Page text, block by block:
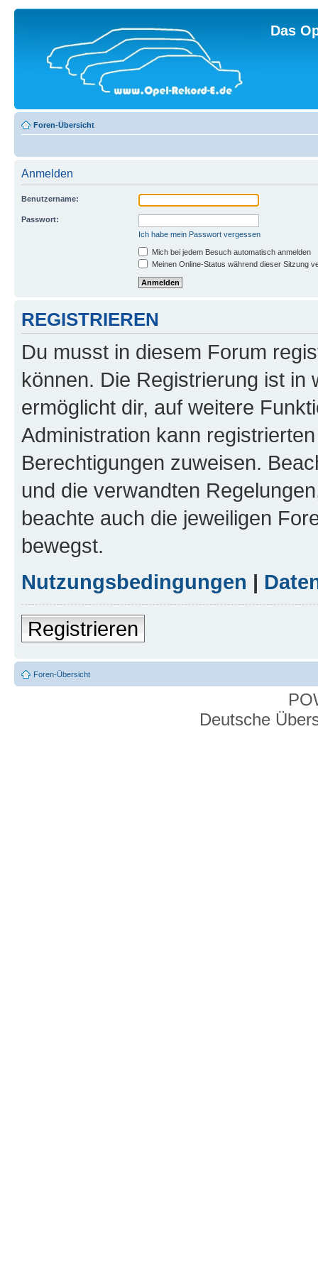
Das
Foren-Übersicht
Anmelden
Benutzername:
Passwort:
Ich habe mein Passwort vergessen
Mich bei jedem Besuch automatisch anmelden
Meinen Online-Status während dieser Sitzung
REGISTRIEREN
Du musst in diesem Forum
können. Die Registrierung ist in
ermöglicht dir, auf weitere
Administration kann
Berechtigungen zuweisen.
und die verwandten
beachte auch die jeweiligen
bewegst.
Nutzungsbedingungen |
Registrieren
Foren-Übersicht
Deutsche